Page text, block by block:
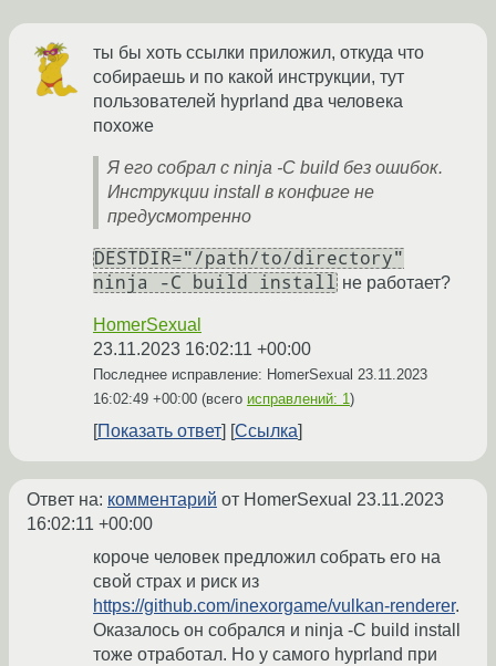
ты бы хоть ссылки приложил, откуда что
собираешь и по какой инструкции, тут
пользователей hyprland два человека
похоже
Я его собрал с ninja -C build без ошибок.
Инструкции install в конфиге не
предусмотренно
DESTDIR="/path/to/directory"
ninja -C build install не работает?
HomerSexual
23.11.2023 16:02:11 +00:00
Последнее исправление: HomerSexual 23.11.2023
16:02:49 +00:00 (всего исправлений: 1)
Показать ответ Ссылка
Ответ на: комментарий от HomerSexual 23.11.2023
16:02:11 +00:00
короче человек предложил собрать его на
свой страх и риск из
https://github.com/inexorgame/vulkan-renderer.
Оказалось он собрался и ninja -C build install
тоже отработал. Но у самого hyprland при